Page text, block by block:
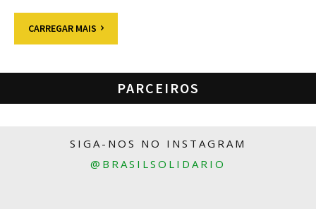
CARREGAR MAIS
PARCEIROS
SIGA-NOS NO INSTAGRAM
@BRASILSOLIDARIO